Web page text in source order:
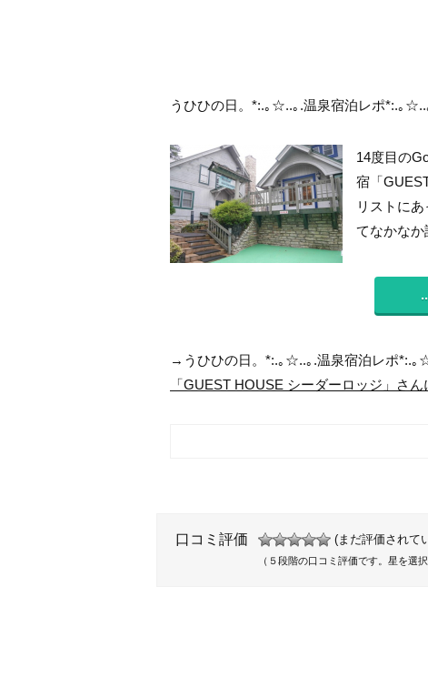
うひひの日。*:.｡☆..｡.温泉宿泊レポ*:.｡
14度目の
宿「
リストに
てなかなか
→うひひの日。*:.｡☆..｡.温泉宿泊レポ*:.
「GUEST HOUSE シーダーロッジ」さ
口コミ評価 (まだ評価されて
（５段階の口コミ評価です。星を選